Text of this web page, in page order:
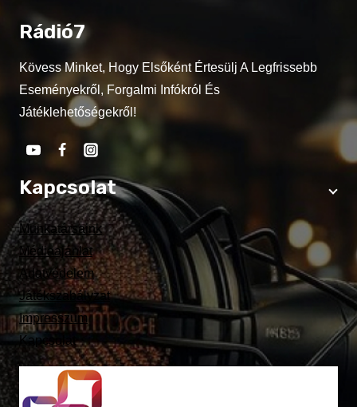
Rádió7
Kövess Minket, Hogy Elsőként Értesülj A Legfrissebb
Eseményekről, Forgalmi Infókról És
Játéklehetőségekről!
Kapcsolat
Munkatársaink
Médiaajánlat
Adatvédelem
Játékszabályzat
Impresszum
Kapcsolat